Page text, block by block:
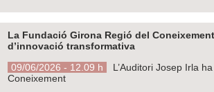
La Fundació Girona Regió del
d’innovació transformativa
09/06/2026 - 12.09 h
L’Auditori Josep Irla
Coneixement